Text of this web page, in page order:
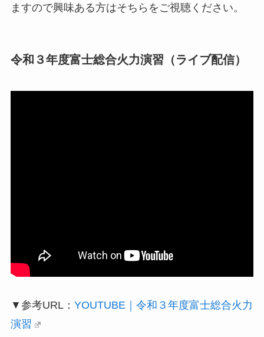
ますので興味ある方はそちらをご視聴ください。
令和３年度富士総合火力演習（ライブ配信）
▼参考URL： YOUTUBE｜令和３年度富士総合火力
演習